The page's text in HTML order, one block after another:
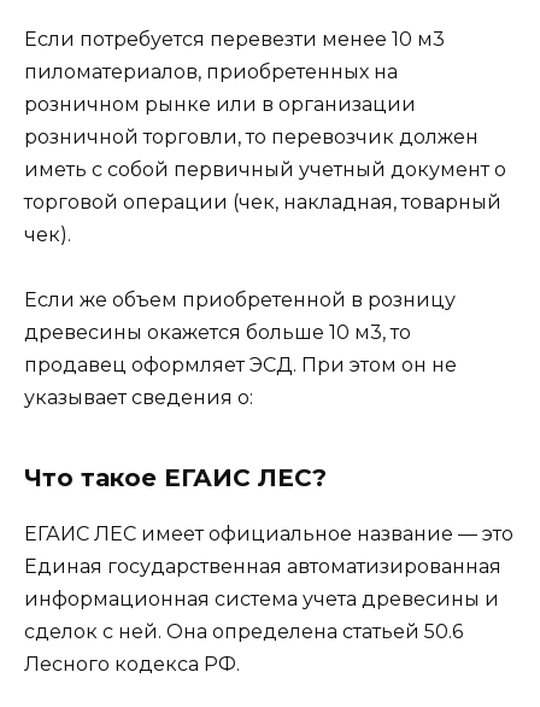
Если потребуется перевезти менее 10 м3
пиломатериалов, приобретенных на
розничном рынке или в организации
розничной торговли, то перевозчик должен
иметь с собой первичный учетный документ о
торговой операции (чек, накладная, товарный
чек).
Если же объем приобретенной в розницу
древесины окажется больше 10 м3, то
продавец оформляет ЭСД. При этом он не
указывает сведения о:
Что такое ЕГАИС ЛЕС?
ЕГАИС ЛЕС имеет официальное название — это
Единая государственная автоматизированная
информационная система учета древесины и
сделок с ней. Она определена статьей 50.6
Лесного кодекса РФ.